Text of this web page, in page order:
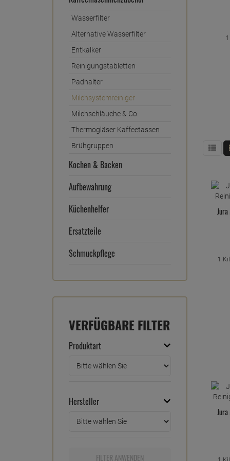
Wasserfilter
Alternative Wasserfilter
Entkalker
Reinigungstabletten
Padhalter
Milchsystemreiniger
Milchschläuche & Co.
Thermogläser Kaffeetassen
Brühgruppen
Kochen & Backen
Aufbewahrung
Küchenhelfer
Ersatzteile
Schmuckpflege
VERFÜGBARE FILTER
Produktart
Hersteller
FILTER ANWENDEN
1